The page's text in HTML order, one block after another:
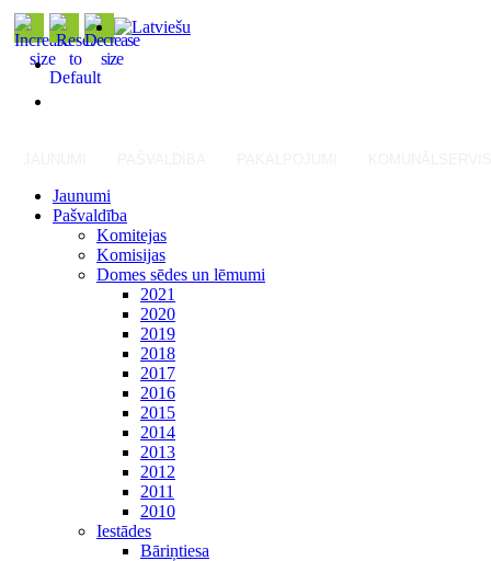
Jaunumi
Pašvaldība
Komitejas
Komisijas
Domes sēdes un lēmumi
2021
2020
2019
2018
2017
2016
2015
2014
2013
2012
2011
2010
Iestādes
Bāriņtiesa